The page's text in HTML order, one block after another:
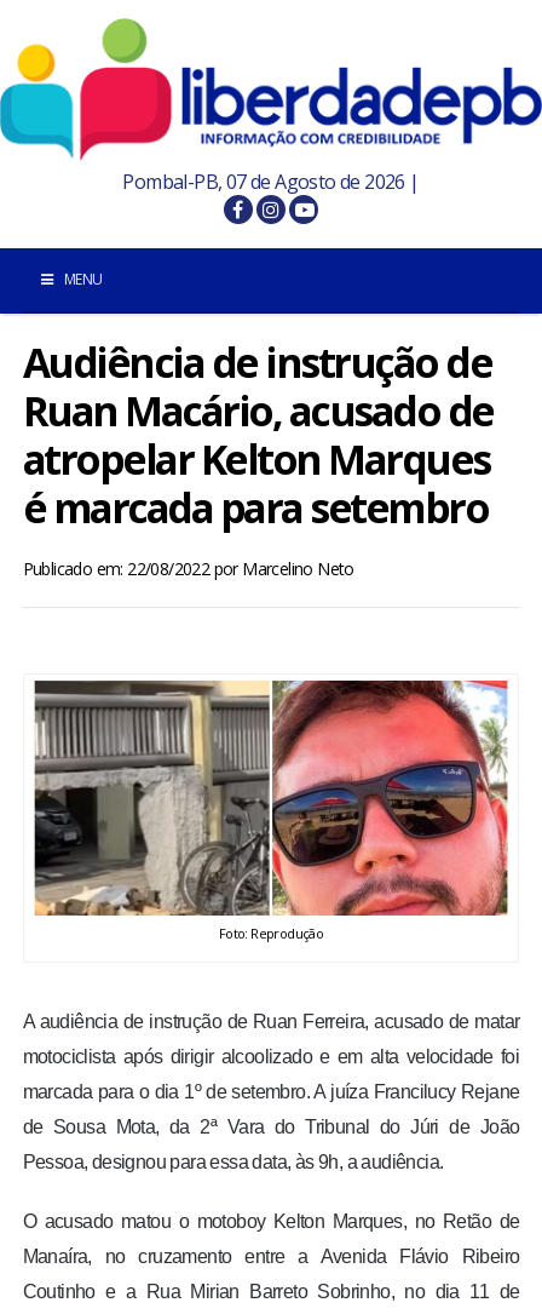
Pombal-PB, 07 de Agosto de 2026 |
MENU
INÍCIO
POMBAL E REGIÃO
PARAÍBA
ESPORTES
ENTRETENIMENTO
ENQUETE
TV LPB
Audiência de instrução de
Ruan Macário, acusado de
atropelar Kelton Marques
é marcada para setembro
Publicado em: 22/08/2022porMarcelino Neto
Foto: Reprodução
A audiência de instrução de Ruan Ferreira, acusado de matar
motociclista após dirigir alcoolizado e em alta velocidade foi
marcada para o dia 1º de setembro. A juíza Francilucy Rejane
de Sousa Mota, da 2ª Vara do Tribunal do Júri de João
Pessoa, designou para essa data, às 9h, a audiência.
O acusado matou o motoboy Kelton Marques, no Retão de
Manaíra, no cruzamento entre a Avenida Flávio Ribeiro
Coutinho e a Rua Mirian Barreto Sobrinho, no dia 11 de